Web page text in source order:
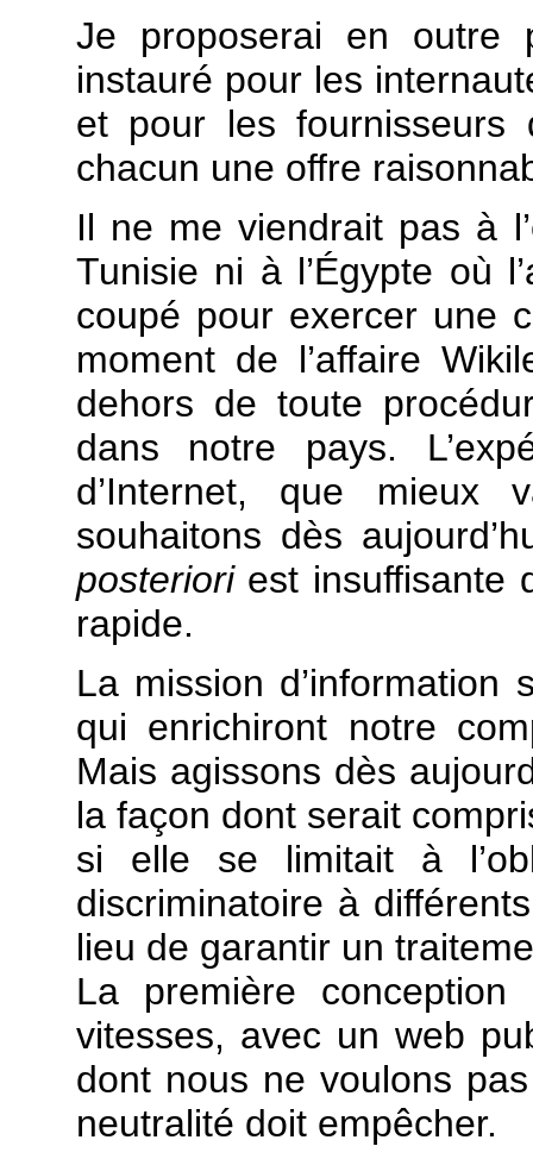
Je proposerai en outre
instauré pour les
et pour les fournisseurs
chacun une offre
Il ne me viendrait pas à
Tunisie ni à l’Égypte où
coupé pour exercer une
moment de l’affaire
dehors de toute
dans notre pays.
d’Internet, que mieux
souhaitons dès
posteriori est insuffisante
rapide.
La mission
qui enrichiront notre
Mais agissons dès
la façon dont serait
si elle se limitait à
discriminatoire à
lieu de garantir un
La première
vitesses, avec un web
dont nous ne voulons
neutralité doit empêcher.